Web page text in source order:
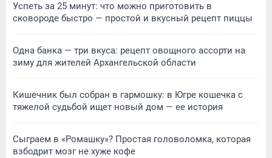
Успеть за 25 минут: что можно приготовить в
сковороде быстро — простой и вкусный рецепт пиццы
Одна банка — три вкуса: рецепт овощного ассорти на
зиму для жителей Архангельской области
Кишечник был собран в гармошку: в Югре кошечка с
тяжелой судьбой ищет новый дом — ее история
Сыграем в «Ромашку»? Простая головоломка, которая
взбодрит мозг не хуже кофе